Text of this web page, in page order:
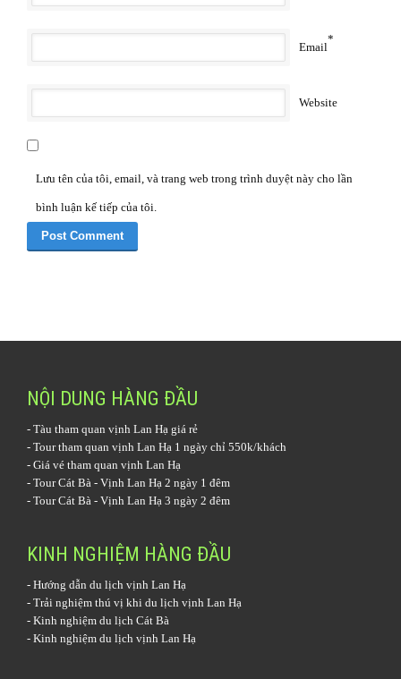
Email
*
Website
Lưu tên của tôi, email, và trang web trong trình duyệt này cho lần
bình luận kế tiếp của tôi.
NỘI DUNG HÀNG ĐẦU
- Tàu tham quan vịnh Lan Hạ giá rẻ
- Tour tham quan vịnh Lan Hạ 1 ngày chỉ 550k/khách
- Giá vé tham quan vịnh Lan Hạ
- Tour Cát Bà - Vịnh Lan Hạ 2 ngày 1 đêm
- Tour Cát Bà - Vịnh Lan Hạ 3 ngày 2 đêm
KINH NGHIỆM HÀNG ĐẦU
- Hướng dẫn du lịch vịnh Lan Hạ
- Trải nghiệm thú vị khi du lịch vịnh Lan Hạ
- Kinh nghiệm du lịch Cát Bà
- Kinh nghiệm du lịch vịnh Lan Hạ